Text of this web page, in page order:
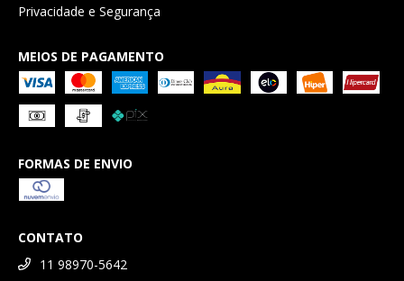
Privacidade e Segurança
MEIOS DE PAGAMENTO
FORMAS DE ENVIO
CONTATO
11 98970-5642